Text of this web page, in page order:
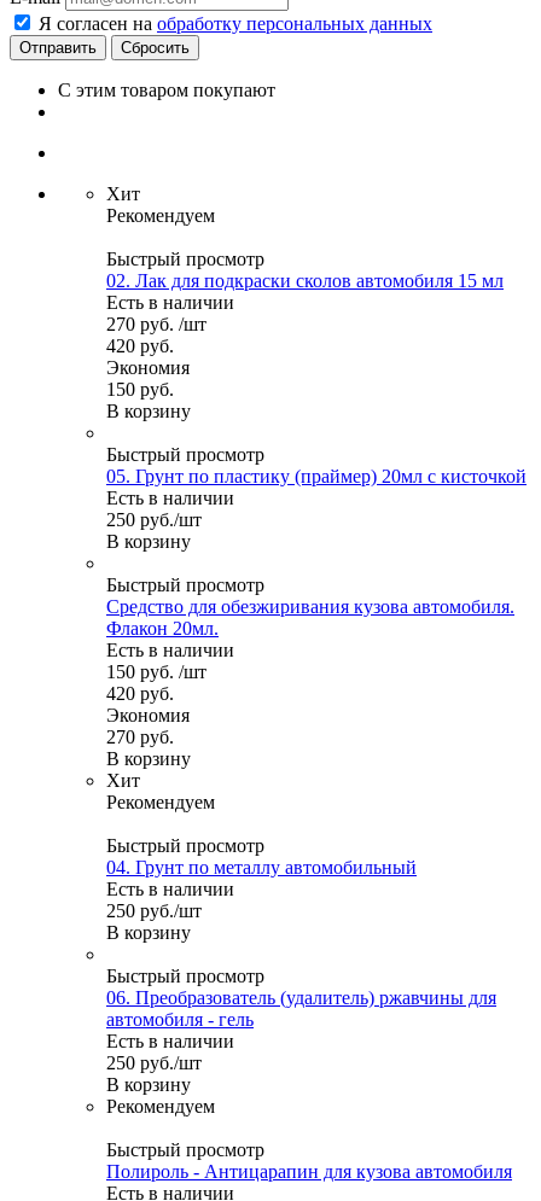
Я согласен на обработку персональных данных
Сбросить
С этим товаром покупают
Хит
Рекомендуем
Быстрый просмотр
02. Лак для подкраски сколов автомобиля 15 мл
Есть в наличии
270 руб. /шт
420 руб.
Экономия
150 руб.
В корзину
Быстрый просмотр
05. Грунт по пластику (праймер) 20мл с кисточкой
Есть в наличии
250 руб./шт
В корзину
Быстрый просмотр
Средство для обезжиривания кузова автомобиля.
Флакон 20мл.
Есть в наличии
150 руб. /шт
420 руб.
Экономия
270 руб.
В корзину
Хит
Рекомендуем
Быстрый просмотр
04. Грунт по металлу автомобильный
Есть в наличии
250 руб./шт
В корзину
Быстрый просмотр
06. Преобразователь (удалитель) ржавчины для
автомобиля - гель
Есть в наличии
250 руб./шт
В корзину
Рекомендуем
Быстрый просмотр
Полироль - Антицарапин для кузова автомобиля
Есть в наличии